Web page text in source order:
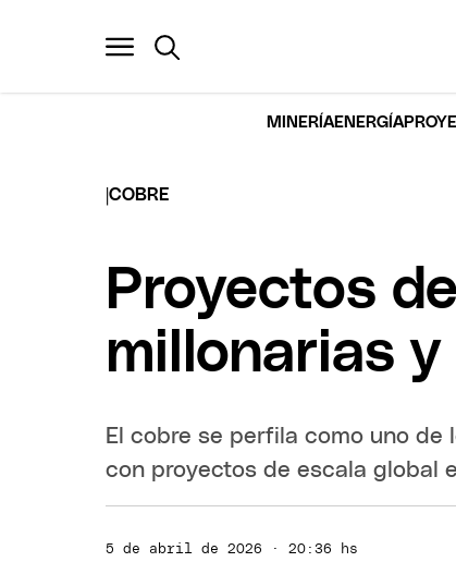
MINERÍAENERGÍA
|COBRE
Proyectos
millonarias
El cobre se perfila como uno de
con proyectos de escala global
5 de abril de 2026 · 20:36 hs